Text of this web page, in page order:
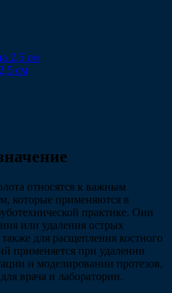
см
относятся к важным
которые применяются в
практике. Они
или удаления острых
для расщепления костного
применяется при удалении
и моделировании протезов,
врача и лаборатории.